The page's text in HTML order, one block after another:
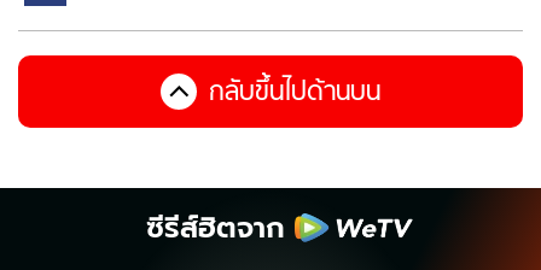
กลับขึ้นไปด้านบน
ซีรีส์ฮิตจาก